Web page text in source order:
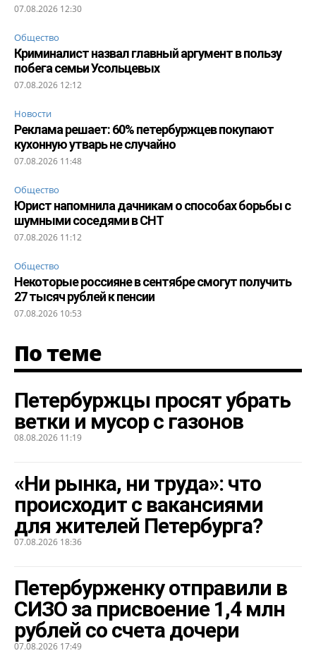
07.08.2026 12:30
Общество
Криминалист назвал главный аргумент в пользу
побега семьи Усольцевых
07.08.2026 12:12
Новости
Реклама решает: 60% петербуржцев покупают
кухонную утварь не случайно
07.08.2026 11:48
Общество
Юрист напомнила дачникам о способах борьбы с
шумными соседями в СНТ
07.08.2026 11:12
Общество
Некоторые россияне в сентябре смогут получить
27 тысяч рублей к пенсии
07.08.2026 10:53
По теме
Петербуржцы просят убрать
ветки и мусор с газонов
08.08.2026 11:19
«Ни рынка, ни труда»: что
происходит с вакансиями
для жителей Петербурга?
07.08.2026 18:36
Петербурженку отправили в
СИЗО за присвоение 1,4 млн
рублей со счета дочери
07.08.2026 17:49